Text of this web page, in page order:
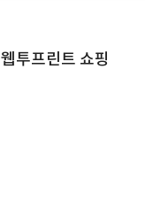
투프린트 쇼핑